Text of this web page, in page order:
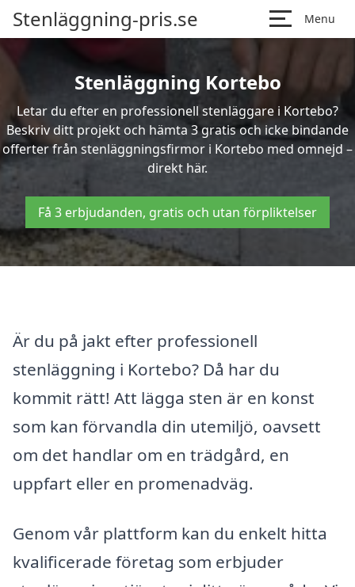
Stenläggning-pris.se Menu
Stenläggning Kortebo
Letar du efter en professionell stenläggare i Kortebo?
Beskriv ditt projekt och hämta 3 gratis och icke bindande
offerter från stenläggningsfirmor i Kortebo med omnejd –
direkt här.
Få 3 erbjudanden, gratis och utan förpliktelser
Är du på jakt efter professionell
stenläggning i Kortebo? Då har du
kommit rätt! Att lägga sten är en konst
som kan förvandla din utemiljö, oavsett
om det handlar om en trädgård, en
uppfart eller en promenadväg.
Genom vår plattform kan du enkelt hitta
kvalificerade företag som erbjuder